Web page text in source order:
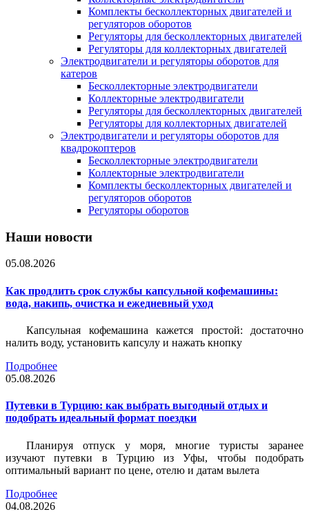
Комплекты бесколлекторных двигателей и
регуляторов оборотов
Регуляторы для бесколлекторных двигателей
Регуляторы для коллекторных двигателей
Электродвигатели и регуляторы оборотов для
катеров
Бесколлекторные электродвигатели
Коллекторные электродвигатели
Регуляторы для бесколлекторных двигателей
Регуляторы для коллекторных двигателей
Электродвигатели и регуляторы оборотов для
квадрокоптеров
Бесколлекторные электродвигатели
Коллекторные электродвигатели
Комплекты бесколлекторных двигателей и
регуляторов оборотов
Регуляторы оборотов
Наши новости
05.08.2026
Как продлить срок службы капсульной кофемашины:
вода, накипь, очистка и ежедневный уход
Капсульная кофемашина кажется простой: достаточно
налить воду, установить капсулу и нажать кнопку
Подробнее
05.08.2026
Путевки в Турцию: как выбрать выгодный отдых и
подобрать идеальный формат поездки
Планируя отпуск у моря, многие туристы заранее
изучают путевки в Турцию из Уфы, чтобы подобрать
оптимальный вариант по цене, отелю и датам вылета
Подробнее
04.08.2026